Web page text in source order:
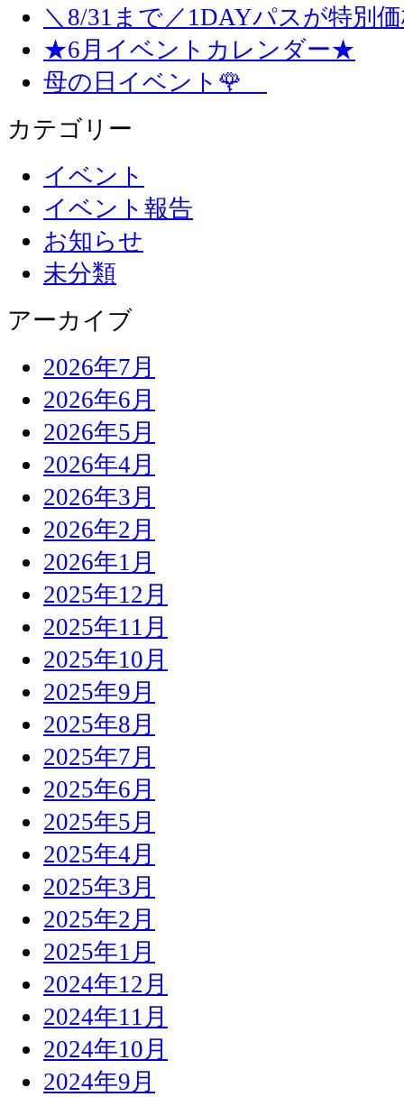
＼8/31まで／1DAYパスが特別
★6月イベントカレンダー★
母の日イベント🌹
カテゴリー
イベント
イベント報告
お知らせ
未分類
アーカイブ
2026年7月
2026年6月
2026年5月
2026年4月
2026年3月
2026年2月
2026年1月
2025年12月
2025年11月
2025年10月
2025年9月
2025年8月
2025年7月
2025年6月
2025年5月
2025年4月
2025年3月
2025年2月
2025年1月
2024年12月
2024年11月
2024年10月
2024年9月